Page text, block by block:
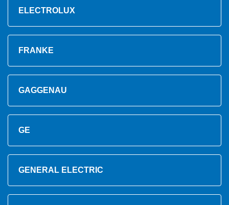
ELECTROLUX
FRANKE
GAGGENAU
GE
GENERAL ELECTRIC